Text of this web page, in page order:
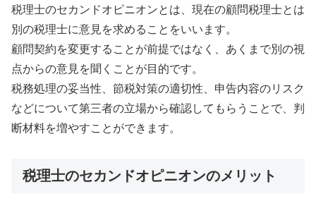
税理士のセカンドオピニオンとは、現在の顧問税理士とは
別の税理士に意見を求めることをいいます。
顧問契約を変更することが前提ではなく、あくまで別の視
点からの意見を聞くことが目的です。
税務処理の妥当性、節税対策の適切性、申告内容のリスク
などについて第三者の立場から確認してもらうことで、判
断材料を増やすことができます。
税理士のセカンドオピニオンのメリット